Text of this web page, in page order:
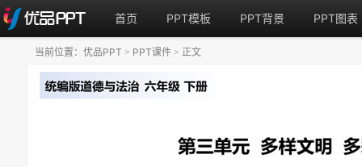
首页 PPT模板 PPT背景 PPT图表
当前位置： 优品PPT > PPT课件 > 正文